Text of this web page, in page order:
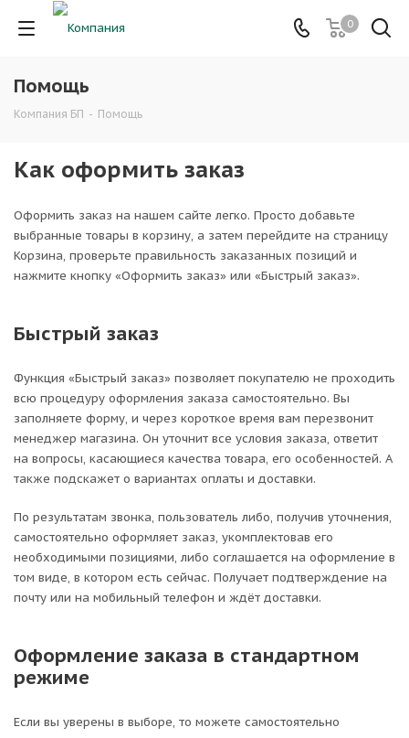
0
Помощь
Компания БП - Помощь
Как оформить заказ
Оформить заказ на нашем сайте легко. Просто добавьте
выбранные товары в корзину, а затем перейдите на страницу
Корзина, проверьте правильность заказанных позиций и
нажмите кнопку «Оформить заказ» или «Быстрый заказ».
Быстрый заказ
Функция «Быстрый заказ» позволяет покупателю не проходить
всю процедуру оформления заказа самостоятельно. Вы
заполняете форму, и через короткое время вам перезвонит
менеджер магазина. Он уточнит все условия заказа, ответит
на вопросы, касающиеся качества товара, его особенностей. А
также подскажет о вариантах оплаты и доставки.
По результатам звонка, пользователь либо, получив уточнения,
самостоятельно оформляет заказ, укомплектовав его
необходимыми позициями, либо соглашается на оформление в
том виде, в котором есть сейчас. Получает подтверждение на
почту или на мобильный телефон и ждёт доставки.
Оформление заказа в стандартном
режиме
Если вы уверены в выборе, то можете самостоятельно